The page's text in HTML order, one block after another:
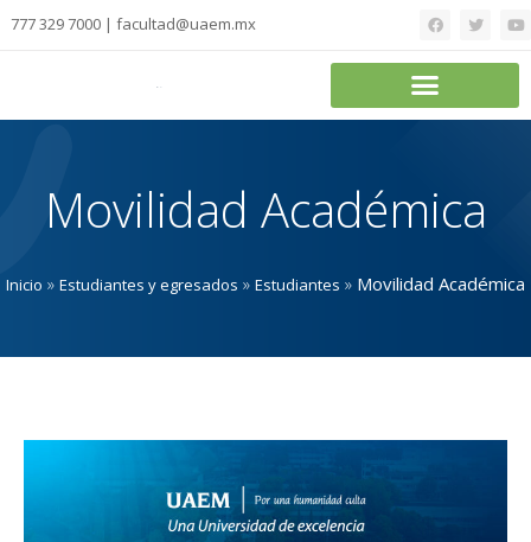
777 329 7000 | facultad@uaem.mx
Movilidad Académica
Inicio » Estudiantes y egresados » Estudiantes » Movilidad Académica